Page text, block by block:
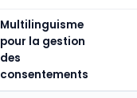
Multilinguisme
pour la gestion
des
consentements